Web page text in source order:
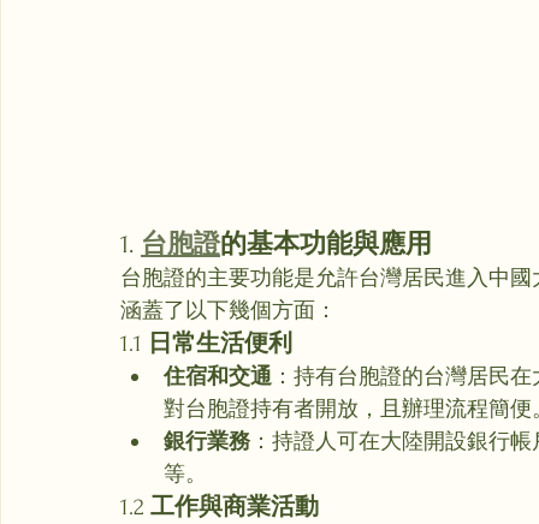
1. 台胞證的基本功能與應用
台胞證的主要功能是允許台灣居民進入中
涵蓋了以下幾個方面：
1.1 日常生活便利
住宿和交通 ：持有台胞證的台灣居民
對台胞證持有者開放，且辦理流程簡便
銀行業務 ：持證人可在大陸開設銀行
等。
1.2 工作與商業活動